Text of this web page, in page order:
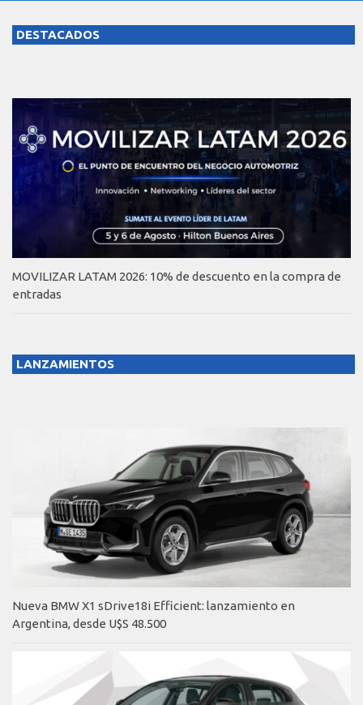
DESTACADOS
MOVILIZAR LATAM 2026: 10% de descuento en la compra de
entradas
LANZAMIENTOS
Nueva BMW X1 sDrive18i Efficient: lanzamiento en
Argentina, desde U$S 48.500